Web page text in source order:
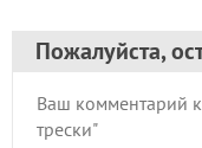
Пожалуйста,